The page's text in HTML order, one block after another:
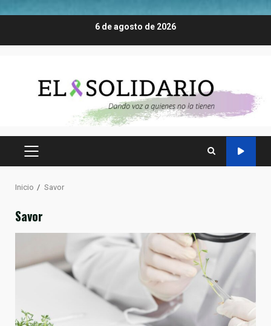
6 de agosto de 2026
MENÚ
Inicio Savor
Savor